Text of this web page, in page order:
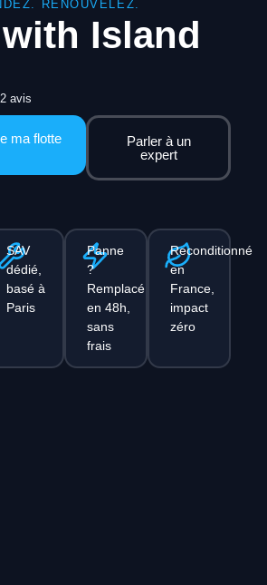
RENOUVELEZ.
Island
avis
ma flotte
Parler à un
expert
SAV
dédié,
basé à
Paris
Panne
?
Remplacé
en 48h,
sans
frais
Reconditionné
en
France,
impact
zéro